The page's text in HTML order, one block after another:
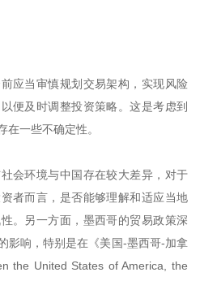
应当审慎规划交易架构，实现风险
便及时调整投资策略。这是考虑到
一些不确定性。
会环境与中国存在较大差异，对于
者而言，是否能够理解和适应当地
。另一方面，墨西哥的贸易政策深
影响，特别是在《美国-墨西哥-加拿
the United States of America, the